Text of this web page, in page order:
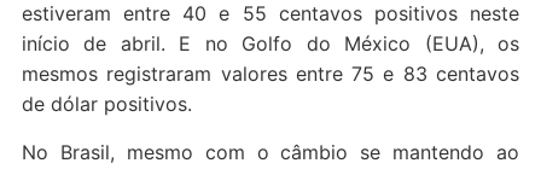
estiveram entre 40 e 55 centavos positivos neste
início de abril. E no Golfo do México (EUA), os
mesmos registraram valores entre 75 e 83 centavos
de dólar positivos.
No Brasil, mesmo com o câmbio se mantendo ao